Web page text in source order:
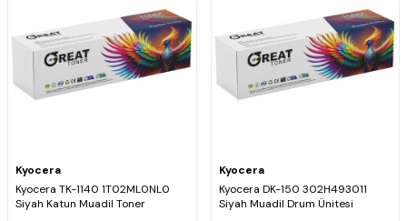
Kyocera
Kyocera TK-1140 1T02ML0NL0
Siyah Katun Muadil Toner
Kyocera
Kyocera DK-150 302H493011
Siyah Muadil Drum Ünitesi